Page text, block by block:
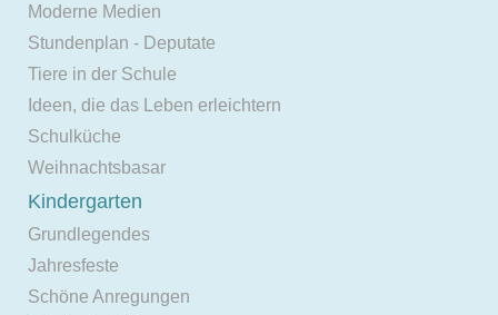
Moderne Medien
Stundenplan - Deputate
Tiere in der Schule
Ideen, die das Leben erleichtern
Schulküche
Weihnachtsbasar
Kindergarten
Grundlegendes
Jahresfeste
Schöne Anregungen